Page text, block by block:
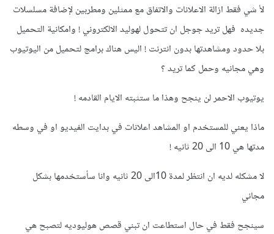
لأ شي فقط ازالة الاعلانات والاتفاق مع ممثلين ومطربين ﻹضافة مسلسلات
جديده فهل تريد جوجل ان تتحول لهوليد الالكتروني ! وامكانية التحميل
بلا حدود ومشاهدتها بدون انترنت ! اليس هناك برامج لتحميل من اليوتيوب
وهي مجانيه وحمل كما تريد ؟
يوتيوب الاحمر لن ينجح وهذا ما ستثبته الايام القادمه !
ماذا يعني للمستخدم او المشاهد اعلانات في بدايت الفيديو او في وسطه
مدتها هي 10 الى 20 ثانيه !
لا مشكله لديه ان انتظر لمدة 10الى 20 ثانيه وانا سأستخدمها بشكل
مجاني
سينجح فقط في حال استطاعت ان تبني قصص هوليوديه لتصبح هي